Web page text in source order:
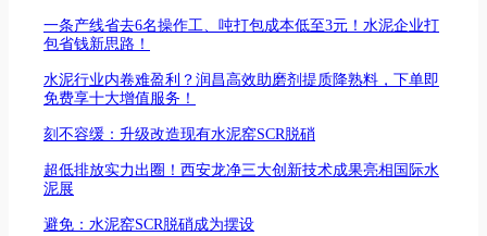
一条产线省去6名操作工、吨打包成本低至3元！水泥企业打
包省钱新思路！
水泥行业内卷难盈利？润昌高效助磨剂提质降熟料，下单即
免费享十大增值服务！
刻不容缓：升级改造现有水泥窑SCR脱硝
超低排放实力出圈！西安龙净三大创新技术成果亮相国际水
泥展
避免：水泥窑SCR脱硝成为摆设